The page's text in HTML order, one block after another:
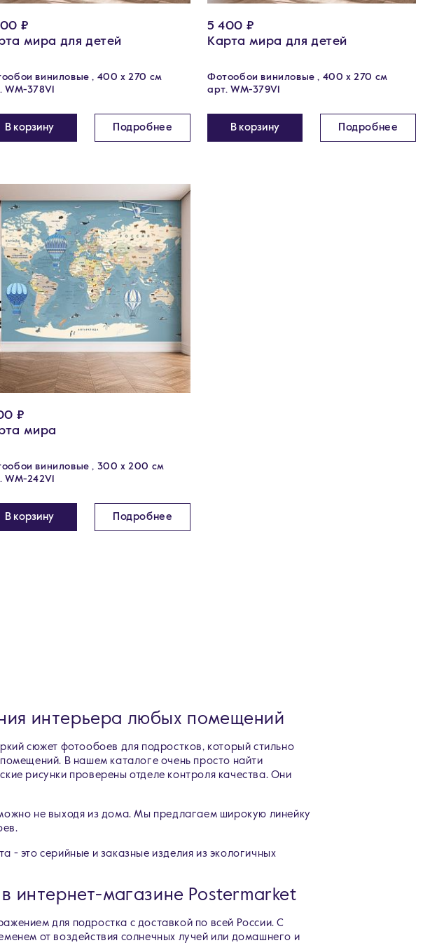
₽
мира для детей
виниловые , 400 х 270 см
WM-378V1
В корзину Подробнее
5 400 ₽
Карта мира для детей
Фотообои виниловые , 400 х 270 см
арт. WM-379V1
В корзину Подробнее
₽
мира
виниловые , 300 х 200 см
WM-242V1
В корзину Подробнее
интерьера любых помещений
сюжет фотообоев для подростков, который стильно
В нашем каталоге очень просто найти
рисунки проверены отделе контроля качества. Они
не выходя из дома. Мы предлагаем широкую линейку
- это серийные и заказные изделия из экологичных
интернет-магазине Postermarket
для подростка c доставкой по всей России. С
от воздействия солнечных лучей или домашнего и